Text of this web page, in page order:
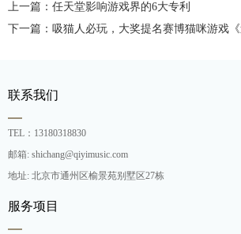
上一篇：任天堂影响游戏界的6大专利
联系我们
TEL：13180318830
邮箱: shichang@qiyimusic.com
地址: 北京市通州区榆景苑别墅区27栋
服务项目